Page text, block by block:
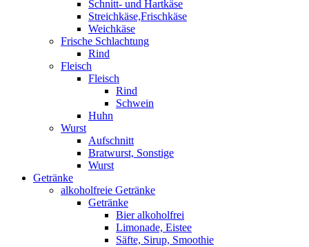
Schnitt- und Hartkäse
Streichkäse,Frischkäse
Weichkäse
Frische Schlachtung
Rind
Fleisch
Fleisch
Rind
Schwein
Huhn
Wurst
Aufschnitt
Bratwurst, Sonstige
Wurst
Getränke
alkoholfreie Getränke
Getränke
Bier alkoholfrei
Limonade, Eistee
Säfte, Sirup, Smoothie